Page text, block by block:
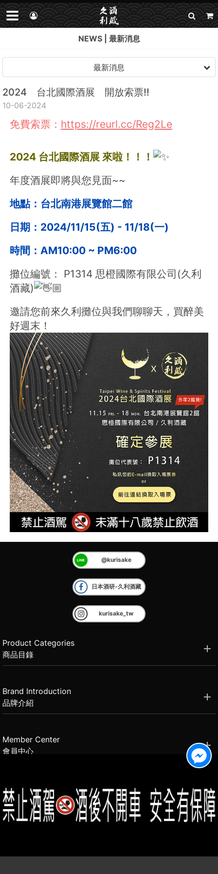
NEWS 最新消息
最新消息
2024 台北國際酒展 開放索票!!
10-06-2024
免費索票： https://reurl.cc/Reg2Le
2024 台北國際酒展 來啦！！！
年度酒展即將與您見面~~
地點：台北南港展覽館二館
日期：2024/11/15(五) - 11/18(一)
時間：AM10:00 ~ PM6:00
攤位編號： P1314 思橙國際有限公司(久利
酒藏)
邀請您前來久利攤位與我們聊聊天，買醉美
好週末！
@kurisake
日本酒研-久利酒藏
kurisake_tw
Product Categories
商品目錄
Brand Introduction
品牌介紹
Member Center
會員中心
2021思橙國際有限公司 版權所有 禁止轉貼節錄 All rights reserved.